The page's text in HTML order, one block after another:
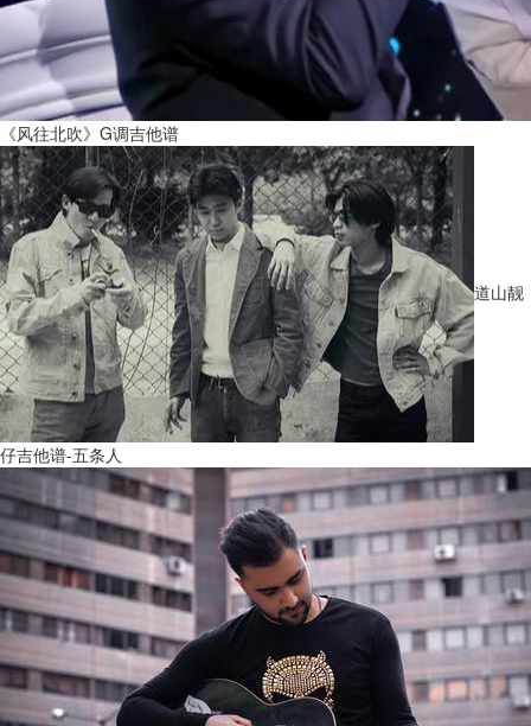
《风往北吹》G调吉他谱
道山靓
仔吉他谱-五条人